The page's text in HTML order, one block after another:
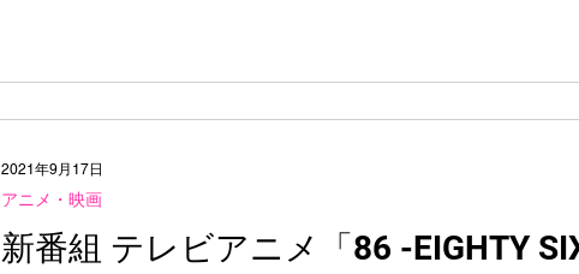
新番組 テレビアニメ「86 -EIGHTY
アニメ・映画
2021年9月17日